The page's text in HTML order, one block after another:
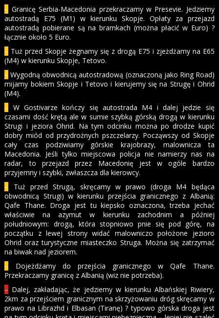
– Granicę Serbia-Macedonia przekraczamy w Presevie. Jedziemy
autostradą E75 (M1) w kierunku Skopje. Opłaty za przejazd
autostradą pobierane są na bramkach (można płacić w Euro) ?
łącznie około 5 Euro.
– Tuż przed Skopje żegnamy się z drogą E75 i zjeżdżamy na E65
(M4) w kierunku Skopje, Tetovo.
– Wygodną obwodnicą autostradową (oznaczoną jako Ring Road)
mijamy bokiem Skopje i Tetovo i kierujemy się na Strugę i Ohrid
(M4).
– W Gostivarze kończy się autostrada M4 i dalej jedzie się
czasami dość krętą ale w sumie szybką górską drogą w kierunku
Strugi i jeziora Ohrid. Na tym odcinku można po drodze kupić
dobry miód od przydrożnych pszczelarzy. Począwszy od Skopje
cały czas podziwiamy górskie krajobrazy, malownicza ta
Macedonia. Jeśli tylko miejscowa policja nie namierzy nas na
radar, to przejazd przez Macedonię jest w ogóle bardzo
przyjemny i szybki, zwłaszcza dla kierowcy.
– Tuż przed Strugą, skręcamy w prawo (droga M4 będąca
obwodnicą Strugi) w kierunku przejścia granicznego z Albanią:
Qafe Thane. Droga jest tu kiepsko oznaczona, trzeba jechać
właściwie na azymut w kierunku zachodnim a później
południowym: drogą, która stopniowo pnie się pod górę, na
początku z lewej strony widać malowniczo położone jezioro
Ohrid oraz turystyczne miasteczko Struga. Można się zatrzymać
na biwak nad jeziorem.
– Dojeżdżamy do przejścia granicznego w Qafe Thane.
Przekraczamy granicę z Albanią (wiz nie potrzeba).
– Dalej, zakładając, że jedziemy w kierunku Albańskiej Riwiery,
2km za przejściem granicznym na skrzyżowaniu dróg skręcamy w
prawo na Librazhd i Elbasan (Tiranę) ? typowo górska droga jest